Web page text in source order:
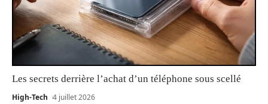
Les secrets derrière l’achat d’un téléphone sous scellé
High-Tech 4 juillet 2026